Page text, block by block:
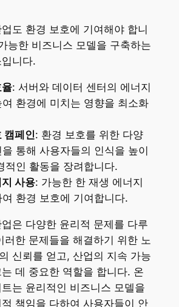
도 환경 보호에 기여해야 합니
능한 비즈니스 모델을 구축하는
니다.
: 서버와 데이터 센터의 에너지
여 환경에 미치는 영향을 최소화
캠페인: 환경 보호를 위한 다양
통해 사용자들의 인식을 높이
적인 활동을 장려합니다.
사용: 가능한 한 재생 에너지
환경 보호에 기여합니다.
은 다양한 윤리적 문제를 다루
러한 문제들을 해결하기 위한 노
신뢰를 얻고, 산업의 지속 가능
데 중요한 역할을 합니다. 온
는 윤리적인 비즈니스 모델을
책임을 다하여 사용자들이 안